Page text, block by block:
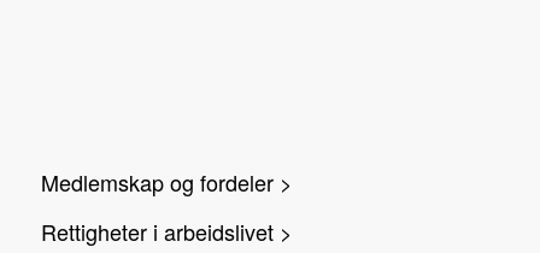
Medlemskap og fordeler >
Rettigheter i arbeidslivet >